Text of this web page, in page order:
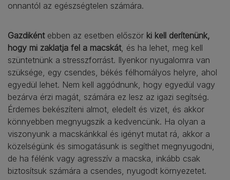
onnantól az egészségtelen számára.
Gazdiként ebben az esetben először ki kell derítenünk,
hogy mi zaklatja fel a macskát, és ha lehet, meg kell
szüntetnünk a stresszforrást. Ilyenkor nyugalomra van
szüksége, egy csendes, békés félhomályos helyre, ahol
egyedül lehet. Nem kell aggódnunk, hogy egyedül vagy
bezárva érzi magát, számára ez lesz az igazi segítség.
Érdemes bekészíteni almot, eledelt és vizet, és akkor
könnyebben megnyugszik a kedvencünk. Ha olyan a
viszonyunk a macskánkkal és igényt mutat rá, akkor a
közelségünk és simogatásunk is segíthet megnyugodni,
de ha félénk vagy agresszív a macska, inkább csak
biztosítsuk számára a csendes, nyugodt környezetet.